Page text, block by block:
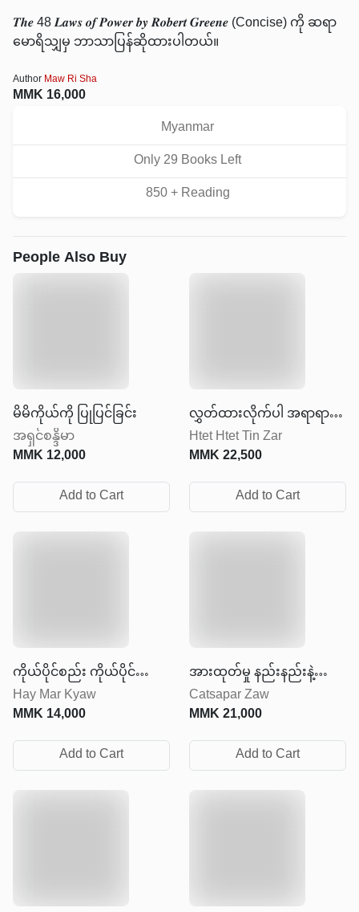
𝑻𝒉𝒆 48 𝑳𝒂𝒘𝒔 𝒐𝒇 𝑷𝒐𝒘𝒆𝒓 𝒃𝒚 𝑹𝒐𝒃𝒆𝒓𝒕 𝑮𝒓𝒆𝒆𝒏𝒆 (Concise) ကို ဆရာ
မောရိသျှမှ ဘာသာပြန်ဆိုထားပါတယ်။
AuthorMaw Ri Sha
MMK16,000
Myanmar
Only29BooksLeft
850+ Reading
People Also Buy
မိမိကိုယ်ကို ပြုပြင်ခြင်း
အရှင်စန္ဒိမာ
MMK12,000
Add to Cart
လွှတ်ထားလိုက်ပါ အရာရာကို
ထိန်းချုပ်ဖို့ မကြိုးစားနဲ့
Htet Htet Tin Zar
MMK22,500
Add to Cart
ကိုယ်ပိုင်စည်း ကိုယ်ပိုင်
လွတ်လပ်မှု
Hay Mar Kyaw
MMK14,000
Add to Cart
အားထုတ်မှု နည်းနည်းနဲ့
ရလဒ်များများရအောင်လုပ်ပါ
Catsapar Zaw
MMK21,000
Add to Cart